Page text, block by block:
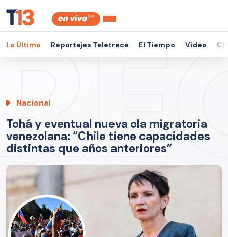
Lo Último Reportajes Teletrece El Tiempo Video
Nacional
Tohá y eventual nueva ola migratoria
venezolana: “Chile tiene capacidades
distintas que años anteriores”